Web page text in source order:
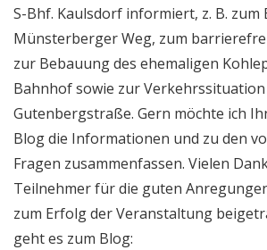
S-Bhf. Kaulsdorf informiert, z. B. zum
Münsterberger Weg, zum
zur Bebauung des ehemaligen
Bahnhof sowie zur
Gutenbergstraße. Gern möchte ich
Blog die Informationen und zu den
Fragen zusammenfassen. Vielen
Teilnehmer für die guten
zum Erfolg der Veranstaltung
geht es zum Blog: